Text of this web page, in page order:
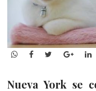
WhatsApp
Facebook
Twitter
Nueva York se